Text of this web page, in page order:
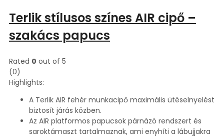
Terlik stílusos színes AIR cipő –
szakács papucs
Rated 0 out of 5
(0)
Highlights:
A Terlik AIR fehér munkacipő maximális ütéselnyelést
biztosít járás közben.
Az AIR platformos papucsok párnázó rendszert és
saroktámaszt tartalmaznak, ami enyhíti a lábujjakra